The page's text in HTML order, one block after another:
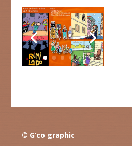
© G’co graphic